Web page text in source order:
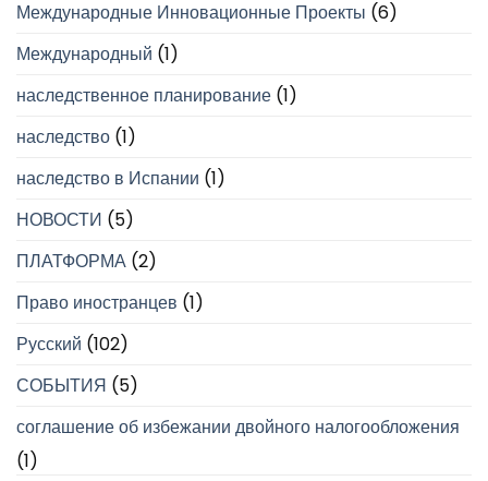
Международные Инновационные Проекты (6)
Международный (1)
наследственное планирование (1)
наследство (1)
наследство в Испании (1)
НОВОСТИ (5)
ПЛАТФОРМА (2)
Право иностранцев (1)
Русский (102)
СОБЫТИЯ (5)
соглашение об избежании двойного налогообложения
(1)